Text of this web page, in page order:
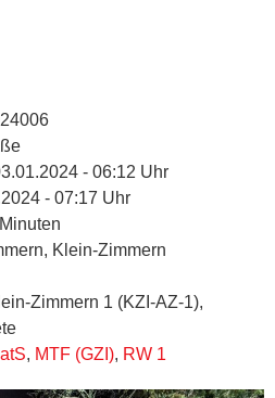
- 06:12 Uhr
- 07:17 Uhr
Klein-Zimmern
Zimmern 1 (KZI-AZ-1),
, MTF (GZI), RW 1